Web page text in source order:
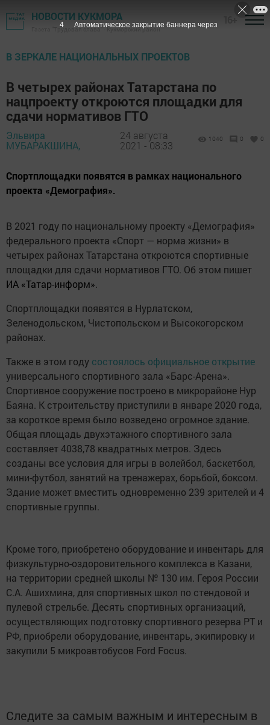
НОВОСТИ КУКМОРА
Газета "Трудовая слава" - Кукморский район
В ЗЕРКАЛЕ НАЦИОНАЛЬНЫХ ПРОЕКТОВ
В четырех районах Татарстана по
нацпроекту откроются площадки для
сдачи нормативов ГТО
Эльвира
МУБАРАКШИНА,
24 августа
2021 - 08:33
1040 0 0
Спортплощадки появятся в рамках национального
проекта «Демография».
В 2021 году по национальному проекту «Демография»
федерального проекта «Спорт — норма жизни» в
четырех районах Татарстана откроются спортивные
площадки для сдачи нормативов ГТО. Об этом пишет
ИА «Татар-информ».
Спортплощадки появятся в Нурлатском,
Зеленодольском, Чистопольском и Высокогорском
районах.
Также в этом году состоялось официальное открытие
универсального спортивного зала «Барс-Арена».
Спортивное сооружение построено в микрорайоне Нур
Баяна. К строительству приступили в январе 2020 года,
за короткое время было возведено огромное здание.
Общая площадь двухэтажного спортивного зала
составляет 4038,78 квадратных метров. Здесь
созданы все условия для игры в волейбол, баскетбол,
мини-футбол, занятий на тренажерах, борьбой, боксом.
Здание может вместить одновременно 239 зрителей и 4
спортивные группы.
Кроме того, приобретено оборудование и инвентарь для
физкультурно-оздоровительного комплекса в Казани,
на территории средней школы № 130 им. Героя России
С.А. Ашихмина, для спортивных школ по стендовой и
пулевой стрельбе. Десять спортивных организаций,
осуществляющих подготовку спортивного резерва РТ и
РФ, приобрели оборудование, инвентарь, экипировку и
закупили 5 микроавтобусов Ford Focus.
Следите за самым важным и интересным в
3 Автоматическое закрытие баннера через